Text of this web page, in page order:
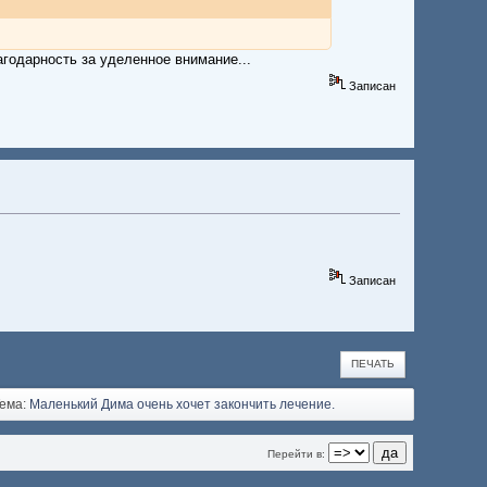
за уделенное внимание...
Записан
Записан
ПЕЧАТЬ
Маленький Дима очень хочет закончить лечение.
Перейти в: